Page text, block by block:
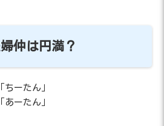
仲は円満？
ーたん」
ーたん」